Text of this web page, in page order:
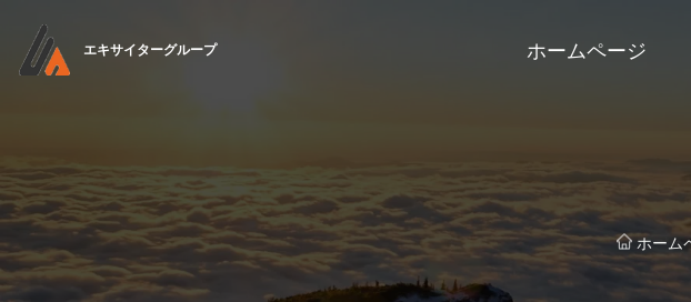
エキサイターグループ ホームページ
ホーム